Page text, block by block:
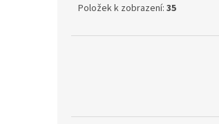
Položek k zobrazení: 35